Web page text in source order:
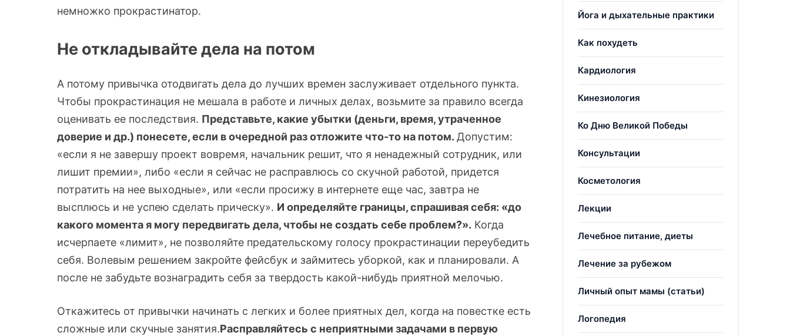
немножко прокрастинатор.
Не откладывайте дела на потом
А потому привычка отодвигать дела до лучших времен заслуживает отдельного пункта.
Чтобы прокрастинация не мешала в работе и личных делах, возьмите за правило всегда
оценивать ее последствия. Представьте, какие убытки (деньги, время, утраченное
доверие и др.) понесете, если в очередной раз отложите что-то на потом. Допустим:
«если я не завершу проект вовремя, начальник решит, что я ненадежный сотрудник, или
лишит премии», либо «если я сейчас не расправлюсь со скучной работой, придется
потратить на нее выходные», или «если просижу в интернете еще час, завтра не
высплюсь и не успею сделать прическу». И определяйте границы, спрашивая себя: «до
какого момента я могу передвигать дела, чтобы не создать себе проблем?». Когда
исчерпаете «лимит», не позволяйте предательскому голосу прокрастинации переубедить
себя. Волевым решением закройте фейсбук и займитесь уборкой, как и планировали. А
после не забудьте вознаградить себя за твердость какой-нибудь приятной мелочью.
Откажитесь от привычки начинать с легких и более приятных дел, когда на повестке есть
сложные или скучные занятия.Расправляйтесь с неприятными задачами в первую
Йога и дыхательные практики
Как похудеть
Кардиология
Кинезиология
Ко Дню Великой Победы
Консультации
Косметология
Лекции
Лечебное питание, диеты
Лечение за рубежом
Личный опыт мамы (статьи)
Логопедия